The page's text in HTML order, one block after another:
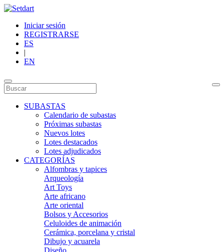
Iniciar sesión
REGISTRARSE
ES
|
EN
SUBASTAS
Calendario de subastas
Próximas subastas
Nuevos lotes
Lotes destacados
Lotes adjudicados
CATEGORÍAS
Alfombras y tapices
Arqueología
Art Toys
Arte africano
Arte oriental
Bolsos y Accesorios
Celuloides de animación
Cerámica, porcelana y cristal
Dibujo y acuarela
Diseño